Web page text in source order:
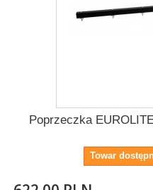
Poprzeczka
Towar